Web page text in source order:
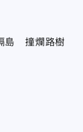
島 撞爛路樹